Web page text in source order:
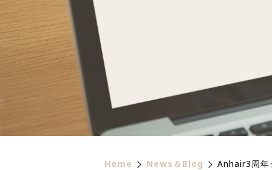
Home News＆Blog Anhair3周